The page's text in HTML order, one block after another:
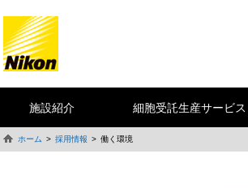
施設紹介 細胞受託生産サービス
ホーム 採用情報 働く環境